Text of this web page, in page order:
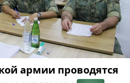
армии проводятся